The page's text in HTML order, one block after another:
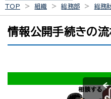
TOP
組織 総務部 総務
情報公開手続きの流